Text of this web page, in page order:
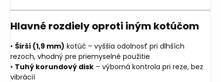
Hlavné rozdiely oproti iným kotúčom
• Širší (1,9 mm) kotúč – vyššia odolnosť pri dlhších
rezoch, vhodný pre priemyselné použitie
• Tuhý korundový disk – výborná kontrola pri reze, bez
vibrácií